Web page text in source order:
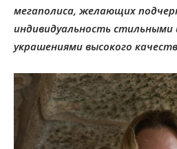
мегаполиса, желающих
индивидуальность стильными
украшениями высокого